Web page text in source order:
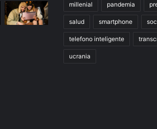
millenial pandemia
salud smartphone
telefono inteligente
ucrania